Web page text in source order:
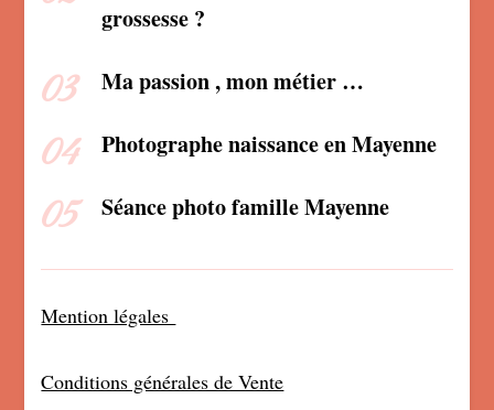
grossesse ?
Ma passion , mon métier …
Photographe naissance en Mayenne
Séance photo famille Mayenne
Mention légales
Conditions générales de Vente